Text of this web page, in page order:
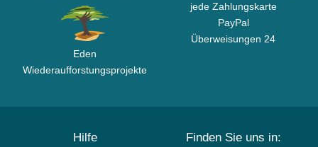
Eden
Wiederaufforstungsprojekte
jede Zahlungskarte
PayPal
Überweisungen 24
Hilfe Finden Sie uns in: